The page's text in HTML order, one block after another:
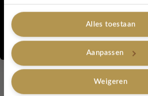
Alles toestaan
Aanpassen
Weigeren
Nee, bedankt